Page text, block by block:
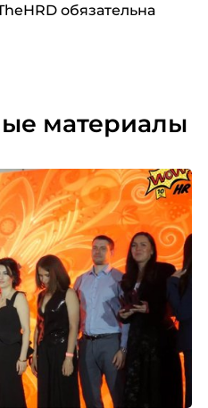
обязательна
материалы